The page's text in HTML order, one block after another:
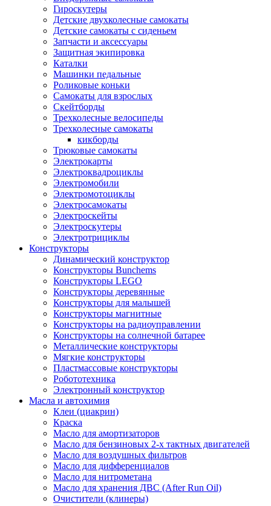
Гироскутеры
Детские двухколесные самокаты
Детские самокаты с сиденьем
Запчасти и аксессуары
Защитная экипировка
Каталки
Машинки педальные
Роликовые коньки
Самокаты для взрослых
Скейтборды
Трехколесные велосипеды
Трехколесные самокаты
кикборды
Трюковые самокаты
Электрокарты
Электроквадроциклы
Электромобили
Электромотоциклы
Электросамокаты
Электроскейты
Электроскутеры
Электротрициклы
Конструкторы
Динамический конструктор
Конструкторы Bunchems
Конструкторы LEGO
Конструкторы деревянные
Конструкторы для малышей
Конструкторы магнитные
Конструкторы на радиоуправлении
Конструкторы на солнечной батарее
Металлические конструкторы
Мягкие конструкторы
Пластмассовые конструкторы
Робототехника
Электронный конструктор
Масла и автохимия
Клеи (циакрин)
Краска
Масло для амортизаторов
Масло для бензиновых 2-х тактных двигателей
Масло для воздушных фильтров
Масло для дифференциалов
Масло для нитрометана
Масло для хранения ДВС (After Run Oil)
Очистители (клинеры)